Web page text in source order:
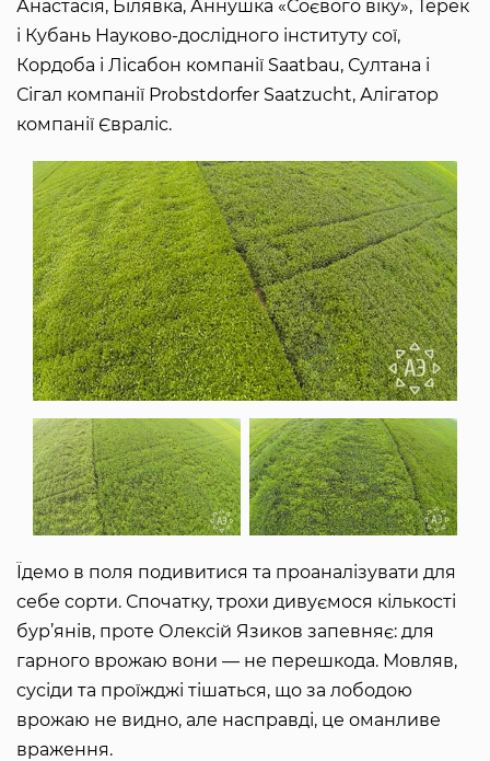
Анастасія, Білявка, Аннушка «Соєвого віку», Терек
і Кубань Науково-дослідного інституту сої,
Кордоба і Лісабон компанії Saatbau, Султана і
Сігал компанії Probstdorfer Saatzucht, Алігатор
компанії Євраліс.
Їдемо в поля подивитися та проаналізувати для
себе сорти. Спочатку, трохи дивуємося кількості
бур’янів, проте Олексій Язиков запевняє: для
гарного врожаю вони — не перешкода. Мовляв,
сусіди та проїжджі тішаться, що за лободою
врожаю не видно, але насправді, це оманливе
враження.